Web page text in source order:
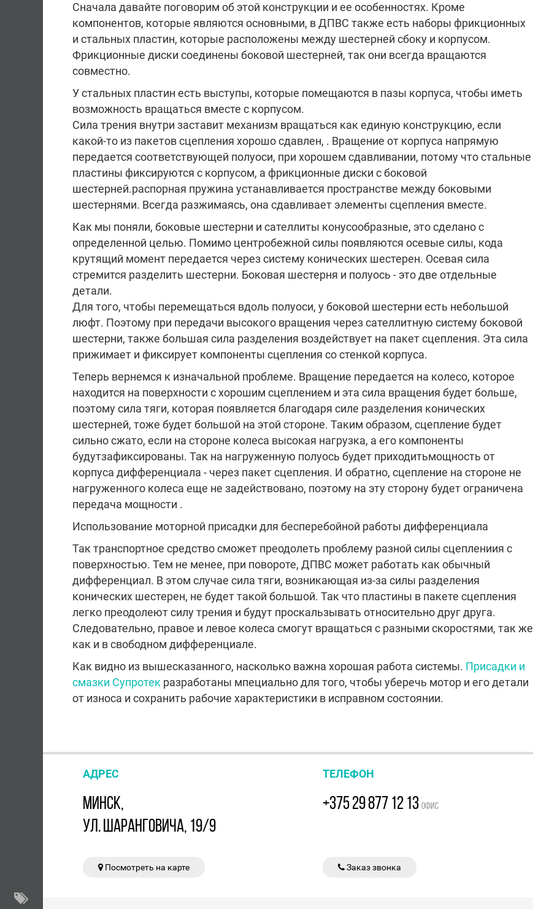
Сначала давайте поговорим об этой конструкции и ее особенностях. Кроме
компонентов, которые являются основными, в ДПВС также есть наборы фрикционных
и стальных пластин, которые расположены между шестерней сбоку и корпусом.
Фрикционные диски соединены боковой шестерней, так они всегда вращаются
совместно.
У стальных пластин есть выступы, которые помещаются в пазы корпуса, чтобы иметь
возможность вращаться вместе с корпусом.
Сила трения внутри заставит механизм вращаться как единую конструкцию, если
какой-то из пакетов сцепления хорошо сдавлен, . Вращение от корпуса напрямую
передается соответствующей полуоси, при хорошем сдавливании, потому что стальные
пластины фиксируются с корпусом, а фрикционные диски с боковой
шестерней.распорная пружина устанавливается пространстве между боковыми
шестернями. Всегда разжимаясь, она сдавливает элементы сцепления вместе.
Как мы поняли, боковые шестерни и сателлиты конусообразные, это сделано с
определенной целью. Помимо центробежной силы появляются осевые силы, кода
крутящий момент передается через систему конических шестерен. Осевая сила
стремится разделить шестерни. Боковая шестерня и полуось - это две отдельные
детали.
Для того, чтобы перемещаться вдоль полуоси, у боковой шестерни есть небольшой
люфт. Поэтому при передачи высокого вращения через сателлитную систему боковой
шестерни, также большая сила разделения воздействует на пакет сцепления. Эта сила
прижимает и фиксирует компоненты сцепления со стенкой корпуса.
Теперь вернемся к изначальной проблеме. Вращение передается на колесо, которое
находится на поверхности с хорошим сцеплением и эта сила вращения будет больше,
поэтому сила тяги, которая появляется благодаря силе разделения конических
шестерней, тоже будет большой на этой стороне. Таким образом, сцепление будет
сильно сжато, если на стороне колеса высокая нагрузка, а его компоненты
будутзафиксированы. Так на нагруженную полуось будет приходитьмощность от
корпуса дифференциала - через пакет сцепления. И обратно, сцепление на стороне не
нагруженного колеса еще не задействовано, поэтому на эту сторону будет ограничена
передача мощности .
Использование моторной присадки для бесперебойной работы дифференциала
Так транспортное средство сможет преодолеть проблему разной силы сцеплениия с
поверхностью. Тем не менее, при повороте, ДПВС может работать как обычный
дифференциал. В этом случае сила тяги, возникающая из-за силы разделения
конических шестерен, не будет такой большой. Так что пластины в пакете сцепления
легко преодолеют силу трения и будут проскальзывать относительно друг друга.
Следовательно, правое и левое колеса смогут вращаться с разными скоростями, так же
как и в свободном дифференциале.
Как видно из вышесказанного, насколько важна хорошая работа системы. Присадки и
смазки Супротек разработаны мпециально для того, чтобы уберечь мотор и его детали
от износа и сохранить рабочие характеристики в исправном состоянии.
АДРЕС
МИНСК,
УЛ. ШАРАНГОВИЧА, 19/9
Посмотреть на карте
ТЕЛЕФОН
+375 29 877 12 13ОФИС
Заказ звонка